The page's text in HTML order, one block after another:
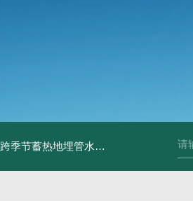
跨季节蓄热地埋管水池湖面储热技术研究对比